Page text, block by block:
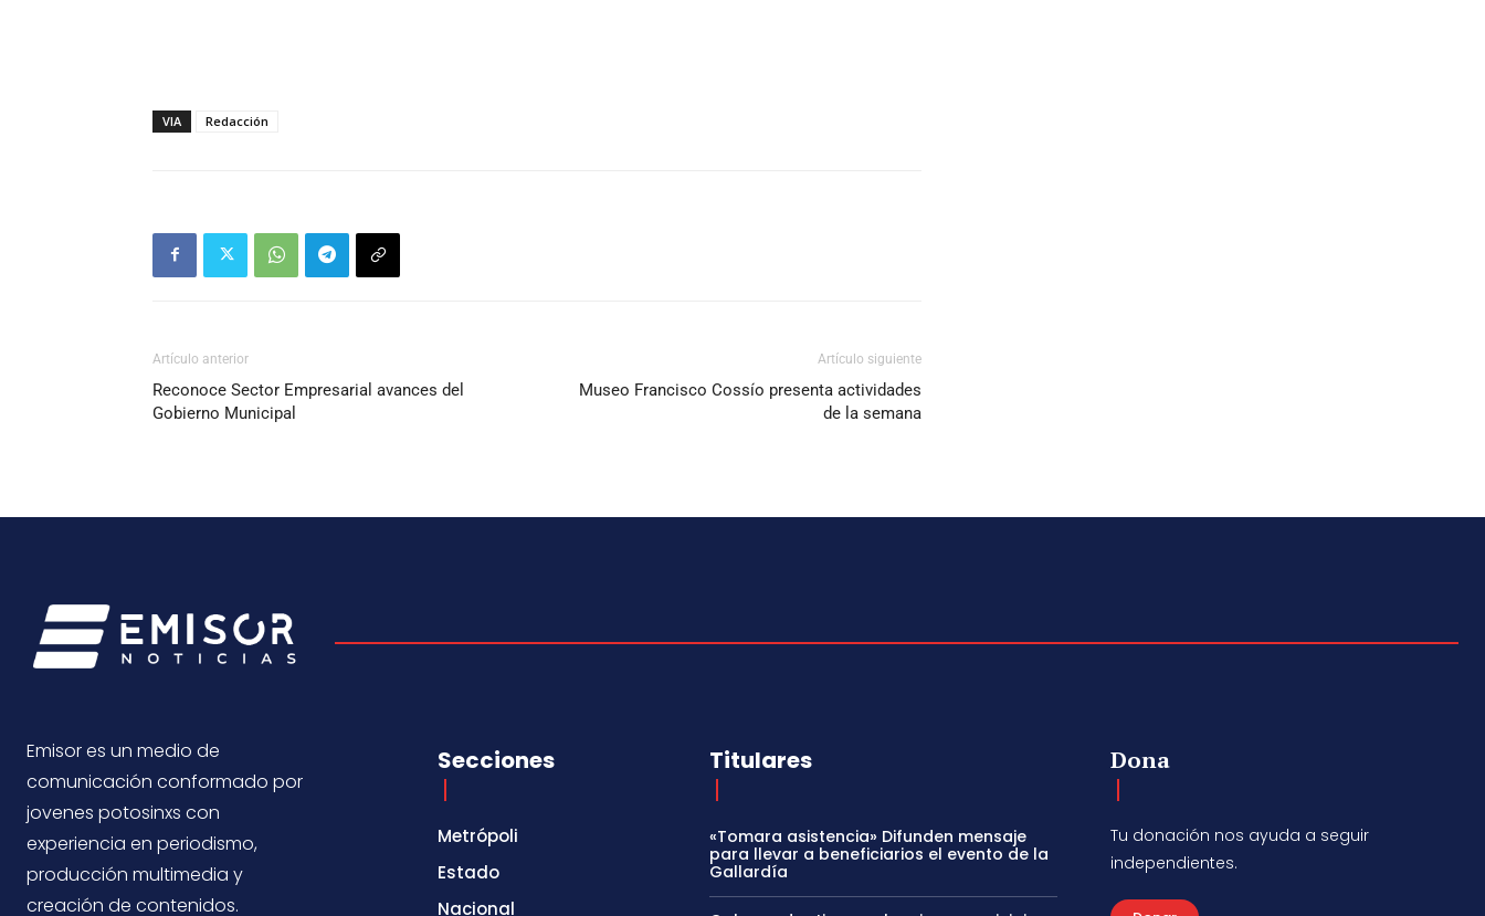
VIA Redacción
Artículo anterior
Reconoce Sector Empresarial avances del
Gobierno Municipal
Artículo siguiente
Museo Francisco Cossío presenta actividades
de la semana
Emisor es un medio de
comunicación conformado por
jovenes potosinxs con
experiencia en periodismo,
producción multimedia y
creación de contenidos.
Secciones
Metrópoli
Estado
Nacional
Titulares
«Tomara asistencia» Difunden mensaje
para llevar a beneficiarios el evento de la
Gallardía
Dona
Tu donación nos ayuda a seguir
independientes.